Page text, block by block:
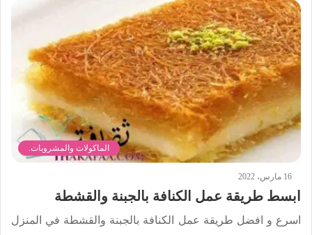
الماكولات والمشروبات.
16 مارس، 2022
ابسط طريقة عمل الكنافة بالجبنة والقشطة
اسرع و افضل طريقة عمل الكنافة بالجبنة والقشطة في المنزل